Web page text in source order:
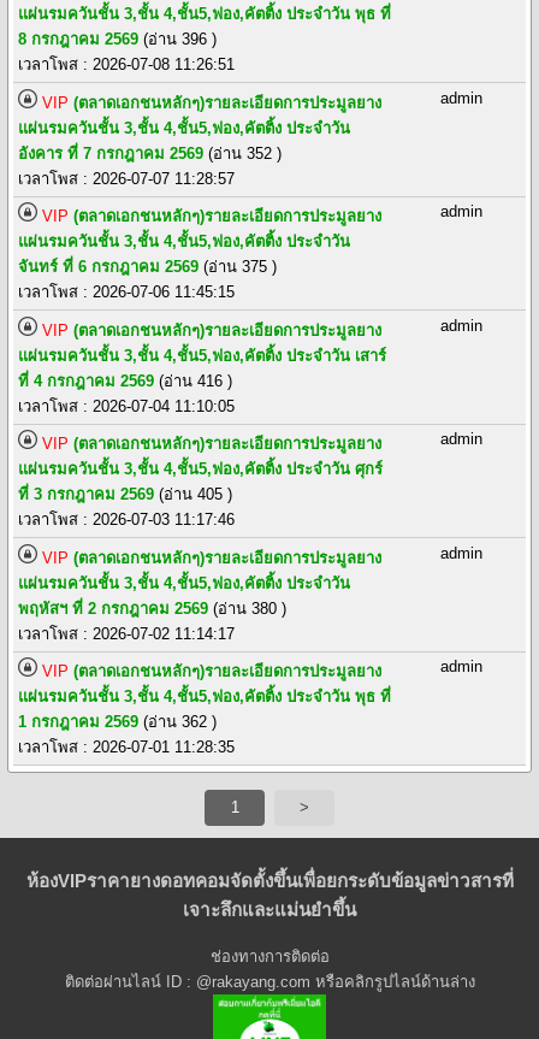
แผ่นรมควันชั้น 3,ชั้น 4,ชั้น5,ฟอง,คัตติ้ง ประจำวัน พุธ ที่
8 กรกฎาคม 2569(อ่าน 396 )
เวลาโพส : 2026-07-08 11:26:51
VIP (ตลาดเอกชนหลักๆ)รายละเอียดการประมูลยาง
แผ่นรมควันชั้น 3,ชั้น 4,ชั้น5,ฟอง,คัตติ้ง ประจำวัน
อังคาร ที่ 7 กรกฎาคม 2569(อ่าน 352 )
เวลาโพส : 2026-07-07 11:28:57
admin
VIP (ตลาดเอกชนหลักๆ)รายละเอียดการประมูลยาง
แผ่นรมควันชั้น 3,ชั้น 4,ชั้น5,ฟอง,คัตติ้ง ประจำวัน
จันทร์ ที่ 6 กรกฎาคม 2569(อ่าน 375 )
เวลาโพส : 2026-07-06 11:45:15
admin
VIP (ตลาดเอกชนหลักๆ)รายละเอียดการประมูลยาง
แผ่นรมควันชั้น 3,ชั้น 4,ชั้น5,ฟอง,คัตติ้ง ประจำวัน เสาร์
ที่ 4 กรกฎาคม 2569(อ่าน 416 )
เวลาโพส : 2026-07-04 11:10:05
admin
VIP (ตลาดเอกชนหลักๆ)รายละเอียดการประมูลยาง
แผ่นรมควันชั้น 3,ชั้น 4,ชั้น5,ฟอง,คัตติ้ง ประจำวัน ศุกร์
ที่ 3 กรกฎาคม 2569(อ่าน 405 )
เวลาโพส : 2026-07-03 11:17:46
admin
VIP (ตลาดเอกชนหลักๆ)รายละเอียดการประมูลยาง
แผ่นรมควันชั้น 3,ชั้น 4,ชั้น5,ฟอง,คัตติ้ง ประจำวัน
พฤหัสฯ ที่ 2 กรกฎาคม 2569(อ่าน 380 )
เวลาโพส : 2026-07-02 11:14:17
admin
VIP (ตลาดเอกชนหลักๆ)รายละเอียดการประมูลยาง
แผ่นรมควันชั้น 3,ชั้น 4,ชั้น5,ฟอง,คัตติ้ง ประจำวัน พุธ ที่
1 กรกฎาคม 2569(อ่าน 362 )
เวลาโพส : 2026-07-01 11:28:35
admin
1 >
ห้องVIPราคายางดอทคอมจัดตั้งขึ้นเพื่อยกระดับข้อมูลข่าวสารที่
เจาะลึกและแม่นยำขึ้น
ช่องทางการติดต่อ
ติดต่อผ่านไลน์ ID : @rakayang.com หรือคลิกรูปไลน์ด้านล่าง